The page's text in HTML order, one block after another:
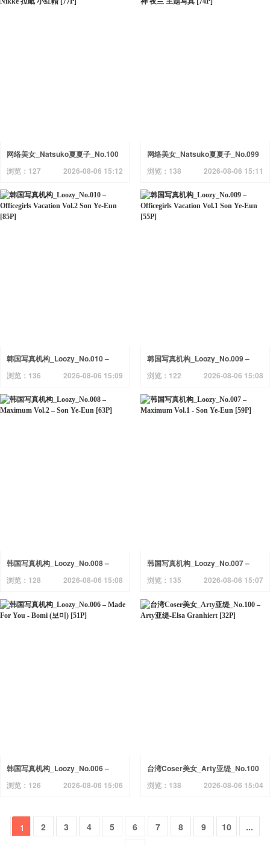
网络美女_Natsuko夏夏子_No.100
Nikke 拉毗 小红帽 [77P]
浏览：127 2026-08-06 15:12
网络美女_Natsuko夏夏子_No.099
原神 夜兰 主题写真 [74P]
浏览：138 2026-08-06 15:11
韩国写真机构_Loozy_No.010 –
Officegirls Vacation Vol.2 Son Ye-
浏览：136 2026-08-06 15:09
韩国写真机构_Loozy_No.009 –
Officegirls Vacation Vol.1 Son Ye-
浏览：122 2026-08-06 15:08
韩国写真机构_Loozy_No.008 –
Maximum Vol.2 – Son Ye-Eun
浏览：128 2026-08-06 15:08
韩国写真机构_Loozy_No.007 –
Maximum Vol.1 - Son Ye-Eun
浏览：135 2026-08-06 15:07
韩国写真机构_Loozy_No.006 –
Made For You - Bomi (보미) [51P]
浏览：126 2026-08-06 15:06
台湾Coser美女_Arty亚缇_No.100
– Arty亚缇-Elsa Granhiert [32P]
浏览：138 2026-08-06 15:04
1 2 3 4 5 6 7 8 9 10
...